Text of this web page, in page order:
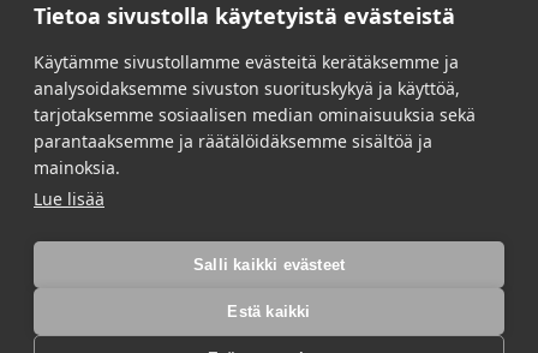
Tietoa sivustolla käytetyistä evästeistä
Käytämme sivustollamme evästeitä kerätäksemme ja
analysoidaksemme sivuston suorituskykyä ja käyttöä,
tarjotaksemme sosiaalisen median ominaisuuksia sekä
parantaaksemme ja räätälöidäksemme sisältöä ja
mainoksia.
Lue lisää
Salli kaikki evästeet
Estä kaikki